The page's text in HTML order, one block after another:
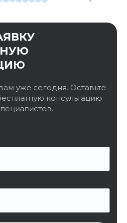
уже сегодня. Оставьте
консультацию